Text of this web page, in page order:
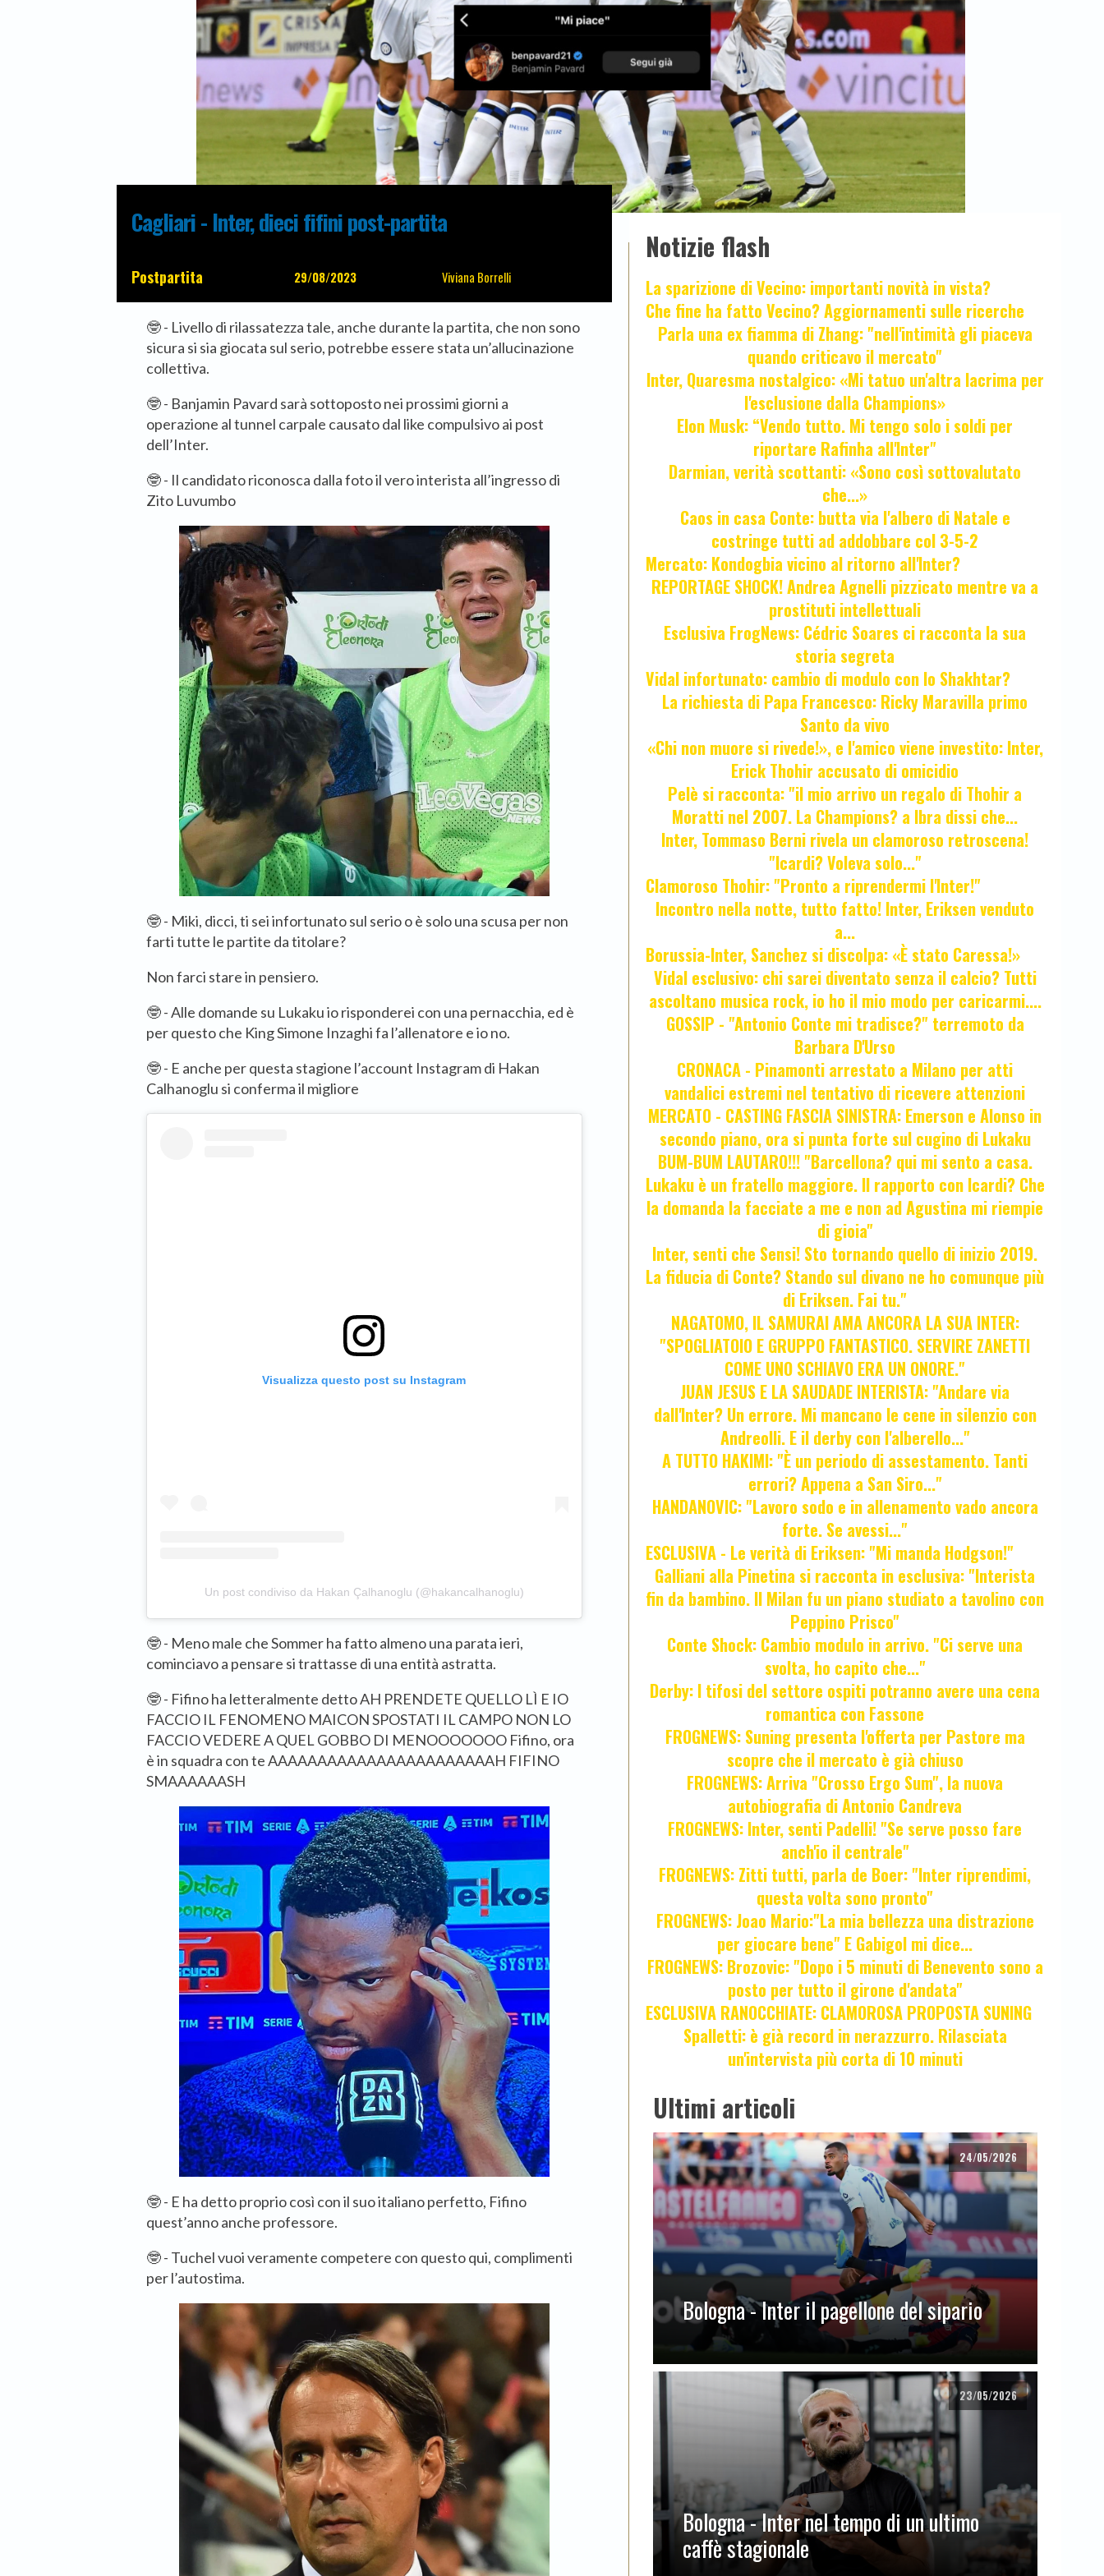
Cagliari - Inter, dieci fifini post-partita
Postpartita 29/08/2023 Viviana Borrelli
🤓 - Livello di rilassatezza tale, anche durante la partita, che non sono
sicura si sia giocata sul serio, potrebbe essere stata un’allucinazione
collettiva.
🤓 - Banjamin Pavard sarà sottoposto nei prossimi giorni a
operazione al tunnel carpale causato dal like compulsivo ai post
dell’Inter.
🤓 - Il candidato riconosca dalla foto il vero interista all’ingresso di
Zito Luvumbo
🤓 - Miki, dicci, ti sei infortunato sul serio o è solo una scusa per non
farti tutte le partite da titolare?
Non farci stare in pensiero.
🤓 - Alle domande su Lukaku io risponderei con una pernacchia, ed è
per questo che King Simone Inzaghi fa l’allenatore e io no.
🤓 - E anche per questa stagione l’account Instagram di Hakan
Calhanoglu si conferma il migliore
Visualizza questo post su Instagram
Un post condiviso da Hakan Çalhanoglu (@hakancalhanoglu)
🤓 - Meno male che Sommer ha fatto almeno una parata ieri,
cominciavo a pensare si trattasse di una entità astratta.
🤓 - Fifino ha letteralmente detto AH PRENDETE QUELLO LÌ E IO
FACCIO IL FENOMENO MAICON SPOSTATI IL CAMPO NON LO
FACCIO VEDERE A QUEL GOBBO DI MENOOOOOOO Fifino, ora
è in squadra con te AAAAAAAAAAAAAAAAAAAAAAAH FIFINO
SMAAAAAASH
🤓 - E ha detto proprio così con il suo italiano perfetto, Fifino
quest’anno anche professore.
🤓 - Tuchel vuoi veramente competere con questo qui, complimenti
per l’autostima.
Notizie flash
La sparizione di Vecino: importanti novità in vista?
Che fine ha fatto Vecino? Aggiornamenti sulle ricerche
Parla una ex fiamma di Zhang: "nell'intimità gli piaceva
quando criticavo il mercato"
Inter, Quaresma nostalgico: «Mi tatuo un'altra lacrima per
l'esclusione dalla Champions»
Elon Musk: “Vendo tutto. Mi tengo solo i soldi per
riportare Rafinha all'Inter"
Darmian, verità scottanti: «Sono così sottovalutato
che...»
Caos in casa Conte: butta via l'albero di Natale e
costringe tutti ad addobbare col 3-5-2
Mercato: Kondogbia vicino al ritorno all'Inter?
REPORTAGE SHOCK! Andrea Agnelli pizzicato mentre va a
prostituti intellettuali
Esclusiva FrogNews: Cédric Soares ci racconta la sua
storia segreta
Vidal infortunato: cambio di modulo con lo Shakhtar?
La richiesta di Papa Francesco: Ricky Maravilla primo
Santo da vivo
«Chi non muore si rivede!», e l'amico viene investito: Inter,
Erick Thohir accusato di omicidio
Pelè si racconta: "il mio arrivo un regalo di Thohir a
Moratti nel 2007. La Champions? a Ibra dissi che...
Inter, Tommaso Berni rivela un clamoroso retroscena!
"Icardi? Voleva solo..."
Clamoroso Thohir: "Pronto a riprendermi l'Inter!"
Incontro nella notte, tutto fatto! Inter, Eriksen venduto
a...
Borussia-Inter, Sanchez si discolpa: «È stato Caressa!»
Vidal esclusivo: chi sarei diventato senza il calcio? Tutti
ascoltano musica rock, io ho il mio modo per caricarmi....
GOSSIP - "Antonio Conte mi tradisce?" terremoto da
Barbara D'Urso
CRONACA - Pinamonti arrestato a Milano per atti
vandalici estremi nel tentativo di ricevere attenzioni
MERCATO - CASTING FASCIA SINISTRA: Emerson e Alonso in
secondo piano, ora si punta forte sul cugino di Lukaku
BUM-BUM LAUTARO!!! "Barcellona? qui mi sento a casa.
Lukaku è un fratello maggiore. Il rapporto con Icardi? Che
la domanda la facciate a me e non ad Agustina mi riempie
di gioia"
Inter, senti che Sensi! Sto tornando quello di inizio 2019.
La fiducia di Conte? Stando sul divano ne ho comunque più
di Eriksen. Fai tu."
NAGATOMO, IL SAMURAI AMA ANCORA LA SUA INTER:
"SPOGLIATOIO E GRUPPO FANTASTICO. SERVIRE ZANETTI
COME UNO SCHIAVO ERA UN ONORE."
JUAN JESUS E LA SAUDADE INTERISTA: "Andare via
dall'Inter? Un errore. Mi mancano le cene in silenzio con
Andreolli. E il derby con l'alberello..."
A TUTTO HAKIMI: "È un periodo di assestamento. Tanti
errori? Appena a San Siro..."
HANDANOVIC: "Lavoro sodo e in allenamento vado ancora
forte. Se avessi..."
ESCLUSIVA - Le verità di Eriksen: "Mi manda Hodgson!"
Galliani alla Pinetina si racconta in esclusiva: "Interista
fin da bambino. Il Milan fu un piano studiato a tavolino con
Peppino Prisco"
Conte Shock: Cambio modulo in arrivo. "Ci serve una
svolta, ho capito che..."
Derby: I tifosi del settore ospiti potranno avere una cena
romantica con Fassone
FROGNEWS: Suning presenta l'offerta per Pastore ma
scopre che il mercato è già chiuso
FROGNEWS: Arriva "Crosso Ergo Sum", la nuova
autobiografia di Antonio Candreva
FROGNEWS: Inter, senti Padelli! "Se serve posso fare
anch'io il centrale"
FROGNEWS: Zitti tutti, parla de Boer: "Inter riprendimi,
questa volta sono pronto"
FROGNEWS: Joao Mario:"La mia bellezza una distrazione
per giocare bene" E Gabigol mi dice...
FROGNEWS: Brozovic: "Dopo i 5 minuti di Benevento sono a
posto per tutto il girone d'andata"
ESCLUSIVA RANOCCHIATE: CLAMOROSA PROPOSTA SUNING
Spalletti: è già record in nerazzurro. Rilasciata
un'intervista più corta di 10 minuti
Ultimi articoli
24/05/2026
Bologna - Inter il pagellone del sipario
23/05/2026
Bologna - Inter nel tempo di un ultimo
caffè stagionale